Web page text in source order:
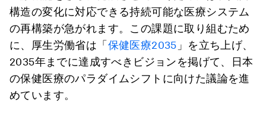
構造の変化に対応できる持続可能な医療システム
の再構築が急がれます。この課題に取り組むため
に、厚生労働省は「 保健医療2035 」を立ち上げ、
2035年までに達成すべきビジョンを掲げて、日本
の保健医療のパラダイムシフトに向けた議論を進
めています。